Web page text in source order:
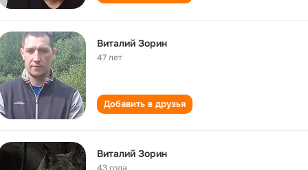
Виталий Зорин
47 лет
Добавить в друзья
Виталий Зорин